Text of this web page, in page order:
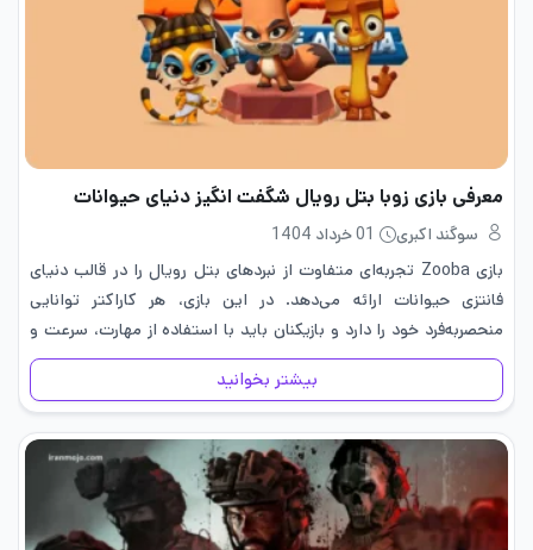
معرفی بازی زوبا بتل رویال شگفت انگیز دنیای حیوانات
سوگند اکبری
01 خرداد 1404
بازی Zooba تجربه‌ای متفاوت از نبردهای بتل رویال را در قالب دنیای
فانتزی حیوانات ارائه می‌دهد. در این بازی، هر کاراکتر توانایی
منحصربه‌فرد خود را دارد و بازیکنان باید با استفاده از مهارت، سرعت و
استراتژی مناسب در میدان رقابت…
بیشتر بخوانید